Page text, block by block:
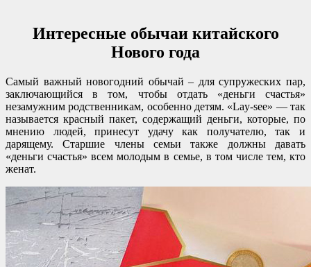
Интересные обычаи китайского
Нового года
Самый важный новогодний обычай – для супружеских пар,
заключающийся в том, чтобы отдать «деньги счастья»
незамужним родственникам, особенно детям. «Lay-see» — так
называется красный пакет, содержащий деньги, которые, по
мнению людей, принесут удачу как получателю, так и
дарящему. Старшие члены семьи также должны давать
«деньги счастья» всем молодым в семье, в том числе тем, кто
женат.